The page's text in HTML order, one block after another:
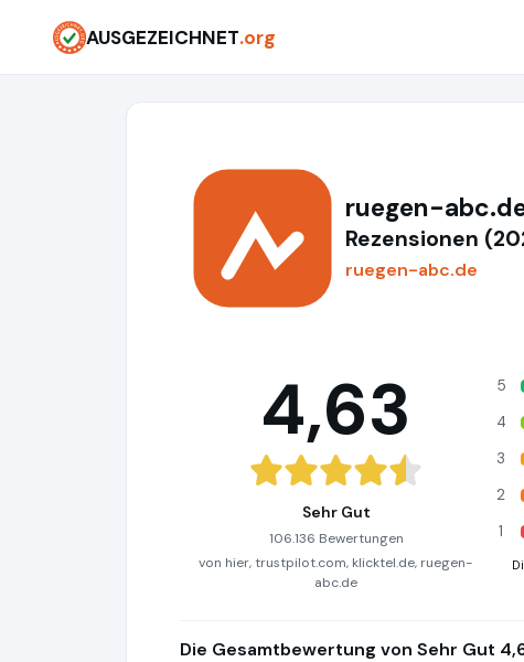
AUSGEZEICHNET.org
ruegen-
Rezensionen
ruegen-abc.de
4,63
Sehr Gut
106.136 Bewertungen
von hier, trustpilot.com, klicktel.de, ruegen-
abc.de
5
4
3
2
1
Die Gesamtbewertung von Sehr Gut